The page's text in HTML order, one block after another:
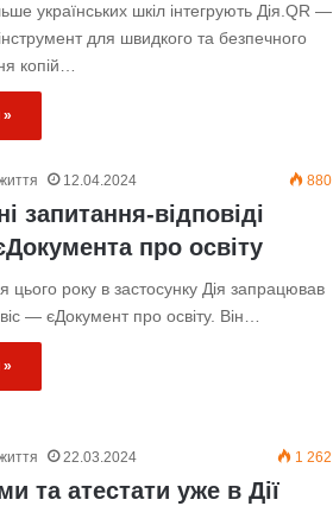
українських шкіл інтегрують Дія.QR —
для швидкого та безпечного
копій…
»
12.04.2024 880
запитання-відповіді
про освіту
цього року в застосунку Дія запрацював
— єДокумент про освіту. Він…
»
22.03.2024 1 262
та атестати уже в Дії